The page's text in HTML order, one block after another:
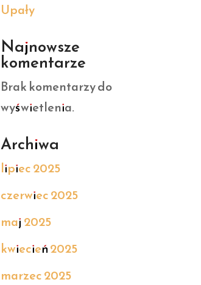
Upały
Najnowsze
komentarze
Brak komentarzy do
wyświetlenia.
Archiwa
lipiec 2025
czerwiec 2025
maj 2025
kwiecień 2025
marzec 2025